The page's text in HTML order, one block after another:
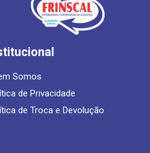
Somos
de Privacidade
de Troca e Devolução